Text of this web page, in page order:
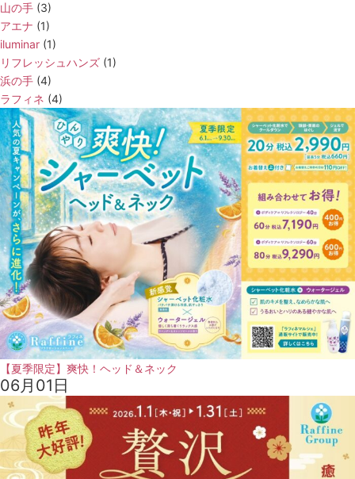
山の手 (3)
アエナ (1)
iluminar (1)
リフレッシュハンズ (1)
浜の手 (4)
ラフィネ (4)
【夏季限定】爽快！ヘッド＆ネック
06月01日